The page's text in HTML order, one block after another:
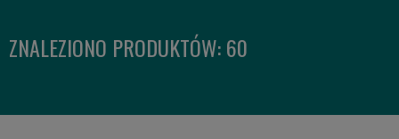
ZNALEZIONO PRODUKTÓW: 60